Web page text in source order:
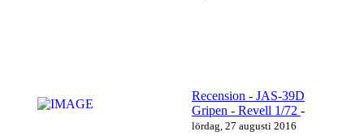
https://www.youtube.com/watch?v=r0_VkI5mY5I
Recension - JAS-39D
Gripen - Revell 1/72 -
lördag, 27 augusti 2016